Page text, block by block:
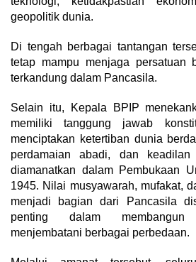
geopolitik dunia.
Di tengah berbagai tantangan
tetap mampu menjaga persatuan
terkandung dalam Pancasila.
Selain itu, Kepala BPIP
memiliki tanggung jawab
menciptakan ketertiban dunia
perdamaian abadi, dan keadilan
diamanatkan dalam Pembukaan
1945. Nilai musyawarah, mufakat,
menjadi bagian dari Pancasila
penting dalam
menjembatani berbagai perbedaan.